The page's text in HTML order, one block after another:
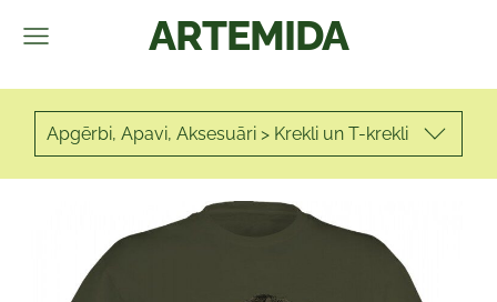
ARTEMIDA
Apgērbi, Apavi, Aksesuāri > Krekli un T-krekli